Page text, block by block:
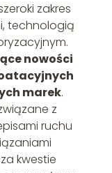
zakres
technologią
nowości
marek.
z
ruchu
kwestie